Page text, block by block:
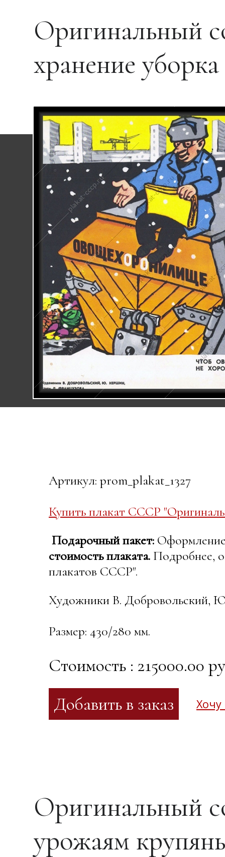
Оригинальный
хранение
Артикул: prom_plakat_1327
Купить плакат СССР
Подарочный пакет: Оформление
стоимость плаката. Подробнее,
плакатов СССР".
Художники В. Добровольский,
Размер: 430/280 мм.
Стоимость : 215000.00
Хочу
Оригинальный
урожаям